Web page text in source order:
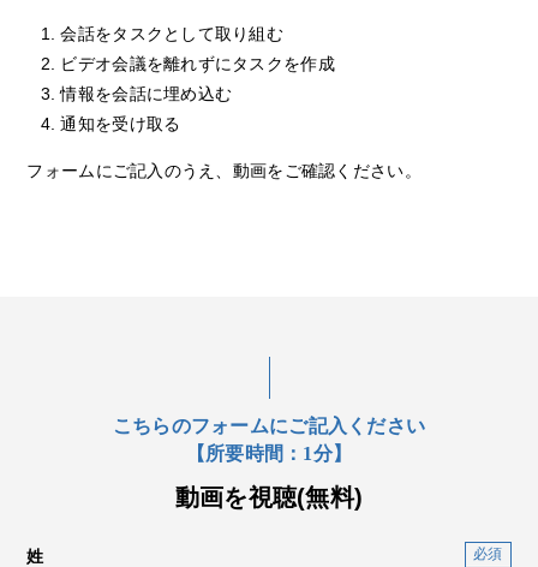
会話をタスクとして取り組む
ビデオ会議を離れずにタスクを作成
情報を会話に埋め込む
通知を受け取る
フォームにご記入のうえ、動画をご確認ください。
こちらのフォームにご記入ください
【所要時間：1分】
動画を視聴(無料)
姓